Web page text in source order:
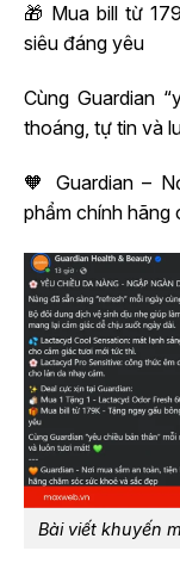
🎁 Mua bill từ
siêu đáng yêu
Cùng Guardian
thoáng, tự tin và
🧡 Guardian –
phẩm chính hãng
Bài viết khuyến